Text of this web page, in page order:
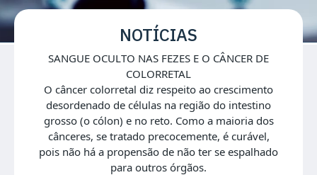
NOTÍCIAS
SANGUE OCULTO NAS FEZES E O CÂNCER DE
COLORRETAL
O câncer colorretal diz respeito ao crescimento
desordenado de células na região do intestino
grosso (o cólon) e no reto. Como a maioria dos
cânceres, se tratado precocemente, é curável,
pois não há a propensão de não ter se espalhado
para outros órgãos.